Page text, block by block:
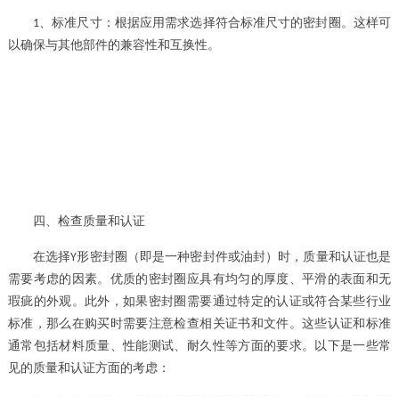
1、标准尺寸：根据应用需求选择符合标准尺寸的密封圈。这样可
以确保与其他部件的兼容性和互换性。
四、检查质量和认证
在选择Y形密封圈（即是一种密封件或油封） 时，质量和认证也是
需要考虑的因素。优质的密封圈应具有均匀的厚度、平滑的表面和无
瑕疵的外观。此外，如果密封圈需要通过特定的认证或符合某些行业
标准，那么在购买时需要注意检查相关证书和文件。这些认证和标准
通常包括材料质量、性能测试、耐久性等方面的要求。以下是一些常
见的质量和认证方面的考虑：